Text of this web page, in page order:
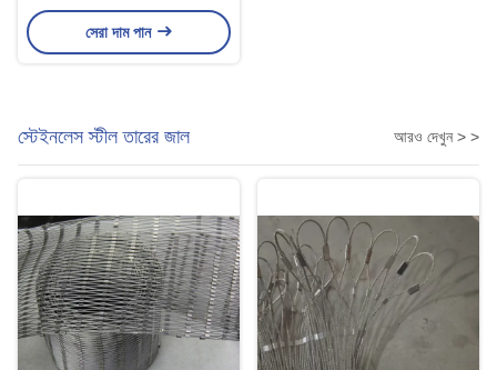
Enclosure Fencing এর জন্য
সেরা দাম পান
স্টেইনলেস স্টীল তারের জাল আরও দেখুন > >